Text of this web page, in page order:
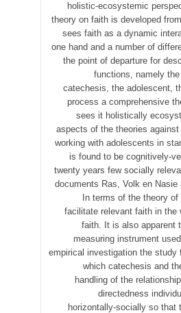
holistic-ecosystemic
theory on faith is developed
sees faith as a dynamic
one hand and a number of
the point of departure for
functions, namely
catechesis, the adolescent,
process a comprehensive
sees it holistically
aspects of the theories
working with adolescents in
is found to be cognitively-
twenty years few socially
documents Ras, Volk en
In terms of the theory
facilitate relevant faith in the
faith. It is also apparent
measuring instrument
empirical investigation the study
which catechesis and
handling of the
directedness
horizontally-socially so that